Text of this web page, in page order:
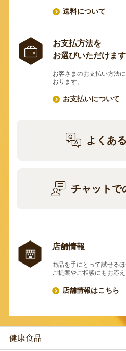
送料について
お支払方法を
お選びいただけます
お客さまのお支払い方法
おります。
お支払いについて
よくあ
チャットで
店舗情報
商品を手にとって試せる
ご提案やご相談にもお応え
店舗情報はこちら
健康食品